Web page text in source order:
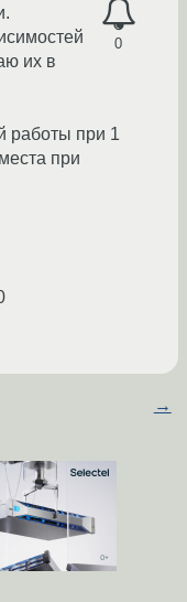
0
их в
работы при 1
при
→